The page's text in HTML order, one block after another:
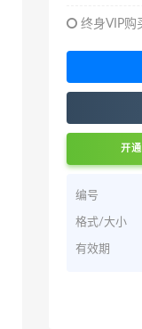
终身VIP购
开
编号
格式/大小
有效期